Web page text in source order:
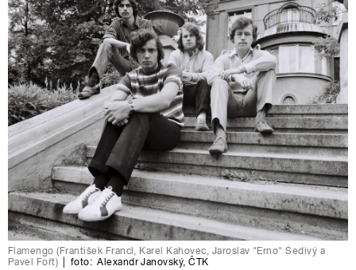
Flamengo (František Francl, Karel Kahovec, Jaroslav "Erno" Šedivý a
Pavel Fořt)
foto: Alexandr Janovský,ČTK